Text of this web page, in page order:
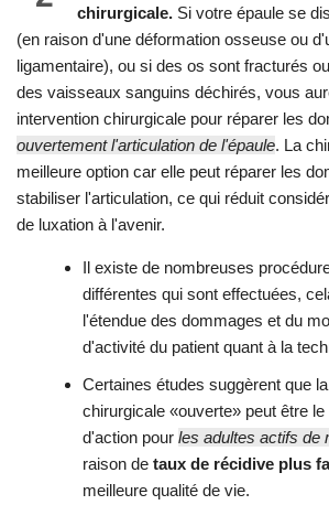
chirurgicale. Si votre épaule se
(en raison d'une déformation osseuse ou
ligamentaire), ou si des os sont fracturés
des vaisseaux sanguins déchirés, vous
intervention chirurgicale pour réparer les
ouvertement l'articulation de l'épaule. La
meilleure option car elle peut réparer les
stabiliser l'articulation, ce qui réduit
de luxation à l'avenir.
Il existe de nombreuses
différentes qui sont effectuées,
l'étendue des dommages et du
d'activité du patient quant à la
Certaines études suggèrent que
chirurgicale «ouverte» peut être
d'action pour les adultes actifs de
raison de taux de récidive plus
meilleure qualité de vie.